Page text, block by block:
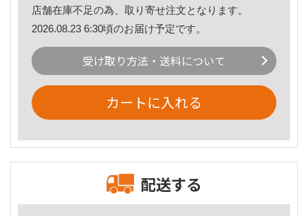
店舗在庫不足の為、取り寄せ注文となります。
2026.08.23 6:30頃のお届け予定です。
受け取り方法・送料について
カートに入れる
配送する